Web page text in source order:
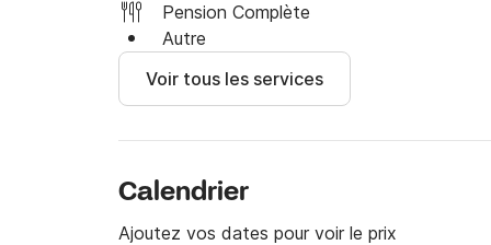
Pension Complète
Autre
Voir tous les services
Calendrier
Ajoutez vos dates pour voir le prix